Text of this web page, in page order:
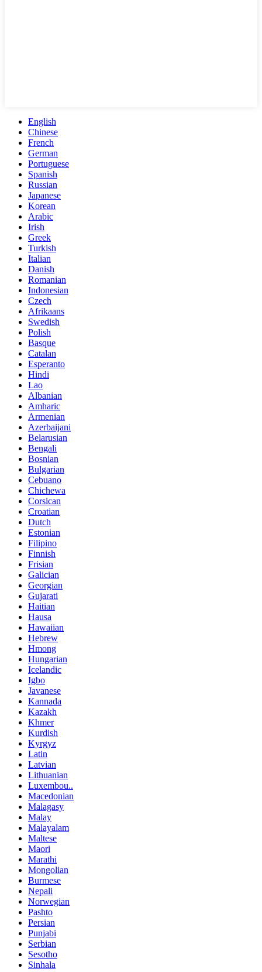
English
Chinese
French
German
Portuguese
Spanish
Russian
Japanese
Korean
Arabic
Irish
Greek
Turkish
Italian
Danish
Romanian
Indonesian
Czech
Afrikaans
Swedish
Polish
Basque
Catalan
Esperanto
Hindi
Lao
Albanian
Amharic
Armenian
Azerbaijani
Belarusian
Bengali
Bosnian
Bulgarian
Cebuano
Chichewa
Corsican
Croatian
Dutch
Estonian
Filipino
Finnish
Frisian
Galician
Georgian
Gujarati
Haitian
Hausa
Hawaiian
Hebrew
Hmong
Hungarian
Icelandic
Igbo
Javanese
Kannada
Kazakh
Khmer
Kurdish
Kyrgyz
Latin
Latvian
Lithuanian
Luxembou..
Macedonian
Malagasy
Malay
Malayalam
Maltese
Maori
Marathi
Mongolian
Burmese
Nepali
Norwegian
Pashto
Persian
Punjabi
Serbian
Sesotho
Sinhala